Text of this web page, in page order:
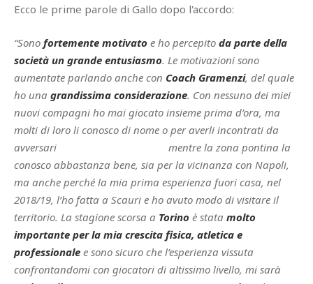
Ecco le prime parole di Gallo dopo l'accordo:
“Sono fortemente motivato e ho percepito da parte della
società un grande entusiasmo. Le motivazioni sono
aumentate parlando anche con Coach Gramenzi, del quale
ho una grandissima considerazione. Con nessuno dei miei
nuovi compagni ho mai giocato insieme prima d’ora, ma
molti di loro li conosco di nome o per averli incontrati da
avversari
mentre la zona pontina la
conosco abbastanza bene, sia per la vicinanza con Napoli,
ma anche perché la mia prima esperienza fuori casa, nel
2018/19, l’ho fatta a Scauri e ho avuto modo di visitare il
territorio. La stagione scorsa a Torino è stata molto
importante per la mia crescita fisica, atletica e
professionale e sono sicuro che l’esperienza vissuta
confrontandomi con giocatori di altissimo livello, mi sarà